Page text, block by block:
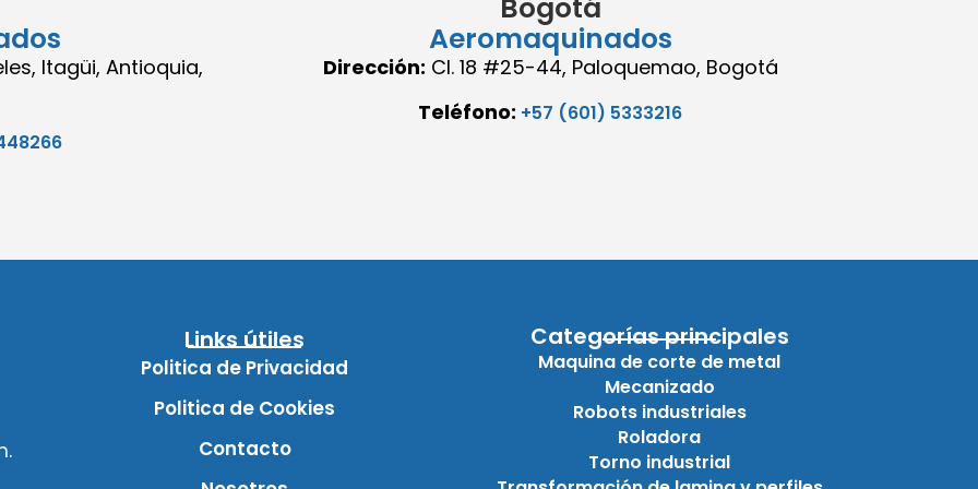
Itagüi, Antioquia,
Bogotá
Aeromaquinados
Dirección: Cl. 18 #25-44, Paloquemao, Bogotá
Teléfono: +57 (601) 5333216
Links útiles
Politica de Privacidad
Politica de Cookies
Contacto
Categorías principales
Maquina de corte de metal
Mecanizado
Robots industriales
Roladora
Torno industrial